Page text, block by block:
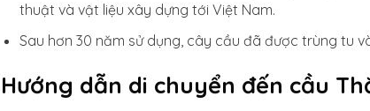
thuật và vật liệu xây dựng tới Việt Nam.
Sau hơn 30 năm sử dụng, cây cầu đã được trùng tu
Hướng dẫn di chuyển đến cầu